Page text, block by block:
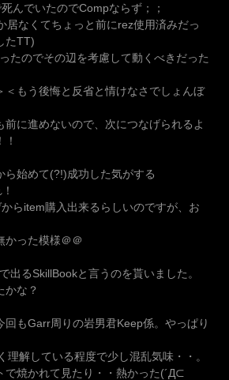
んでいたのでCompならず；；
居なくてちょっと前にrez使用済みだっ
たTT)
たのでその辺を考慮して動くべきだった
＜もう後悔と反省と情けなさでしょんぼ
前に進めないので、次につなげられるよ
ら始めて(?!)成功した気がする
らitem購入出来るらしいのですが、お
かった模様＠＠
出るSkillBookと言うのを貰いました。
かな？
回もGarr周りの岩男君Keep係。やっぱり
理解している程度で少し混乱気味・・。
で焼かれて見たり・・熱かった(´Д⊂